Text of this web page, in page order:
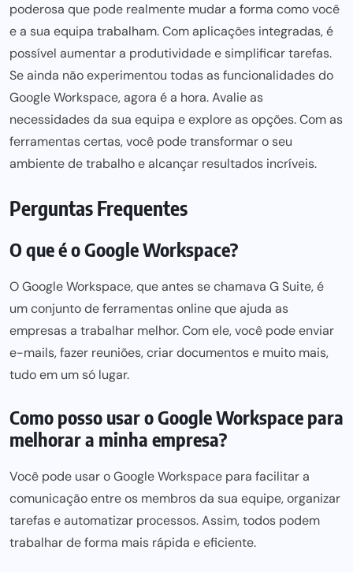
poderosa que pode realmente mudar a forma como você
e a sua equipa trabalham. Com aplicações integradas, é
possível aumentar a produtividadee simplificar tarefas.
Seainda não experimentou todas as funcionalidades do
Google Workspace, agora é a hora. Avalie as
necessidades da sua equipa e explore as opções. Com as
ferramentas certas, você pode transformar o seu
ambiente de trabalhoe alcançar resultados incríveis.
Perguntas Frequentes
O que é o Google Workspace?
O Google Workspace, que antes se chamava G Suite, é
um conjunto de ferramentas online que ajuda as
empresas a trabalhar melhor. Com ele, você pode enviar
e-mails, fazer reuniões, criar documentos e muito mais,
tudo em um só lugar.
Como posso usar o Google Workspace para
melhorar a minha empresa?
Você pode usar o Google Workspace para facilitar a
comunicação entre os membros da sua equipe, organizar
tarefas e automatizar processos. Assim, todos podem
trabalhar de forma mais rápida e eficiente.